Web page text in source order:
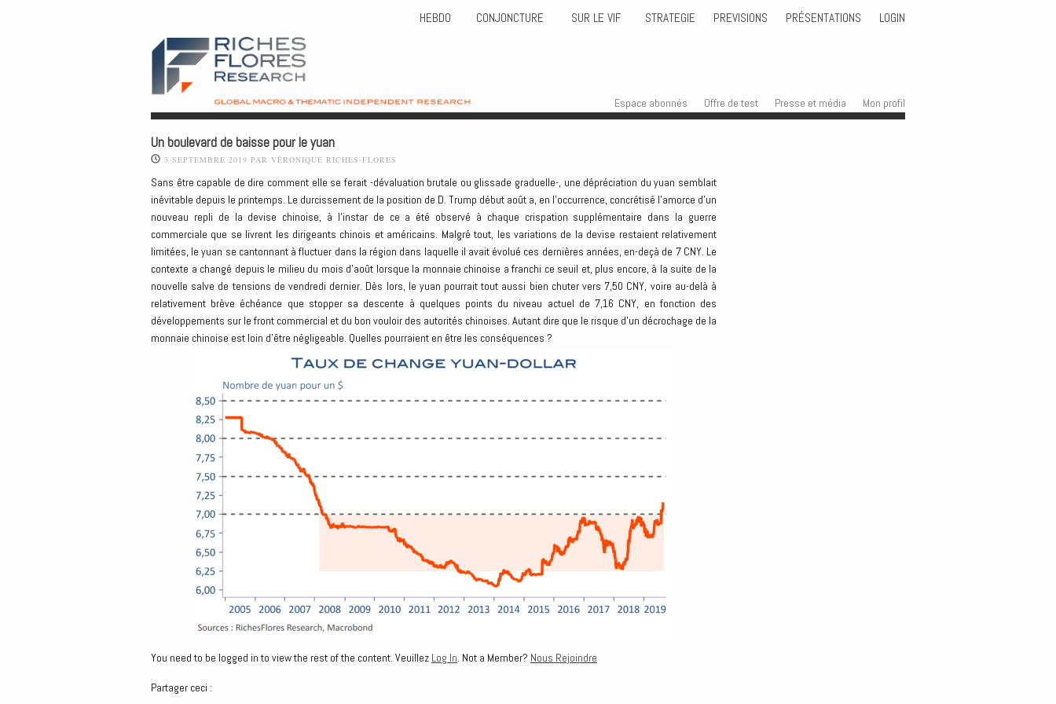
HEBDO CONJONCTURE SUR LE VIF STRATEGIE PREVISIONS PRÉSENTATIONS LOGIN
Menu
Skip to content
Espace abonnés Offre de test Presse et média Mon profil
Un boulevard de baisse pour le yuan
3 SEPTEMBRE 2019 PAR VÉRONIQUE RICHES-FLORES
Sans être capable de dire comment elle se ferait -dévaluation brutale ou glissade graduelle-, une dépréciation du yuan semblait
inévitable depuis le printemps. Le durcissement de la position de D. Trump début août a, en l’occurrence, concrétisé l’amorce d’un
nouveau repli de la devise chinoise, à l’instar de ce a été observé à chaque crispation supplémentaire dans la guerre
commerciale que se livrent les dirigeants chinois et américains. Malgré tout, les variations de la devise restaient relativement
limitées, le yuan se cantonnant à fluctuer dans la région dans laquelle il avait évolué ces dernières années, en-deçà de 7 CNY. Le
contexte a changé depuis le milieu du mois d’août lorsque la monnaie chinoise a franchi ce seuil et, plus encore, à la suite de la
nouvelle salve de tensions de vendredi dernier. Dès lors, le yuan pourrait tout aussi bien chuter vers 7,50 CNY, voire au-delà à
relativement brève échéance que stopper sa descente à quelques points du niveau actuel de 7,16 CNY, en fonction des
développements sur le front commercial et du bon vouloir des autorités chinoises. Autant dire que le risque d’un décrochage de la
monnaie chinoise est loin d’être négligeable. Quelles pourraient en être les conséquences ?
You need to be logged in to view the rest of the content. Veuillez Log In. Not a Member? Nous Rejoindre
Partager ceci :